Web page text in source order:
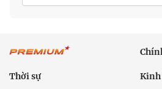
Thời sự Kinh